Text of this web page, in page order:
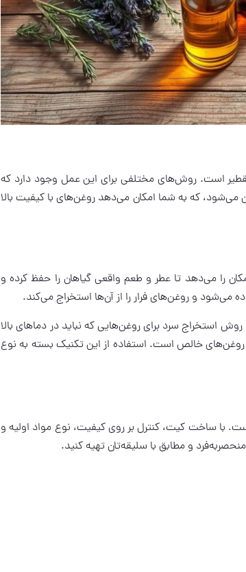
است. روش‌های مختلفی برای این عمل وجود دارد که
که به شما امکان می‌دهد روغن‌های با کیفیت بالا
را می‌دهد تا عطر و طعم واقعی گیاهان را حفظ کرده و
و روغن‌های فرار را از آن‌ها استخراج می‌کند.
استخراج سرد برای روغن‌هایی که نباید در دماهای بالا
روغن‌های خالص است. استفاده از این تکنیک بسته به نوع
ساخت کیت، کنترل بر روی کیفیت، نوع مواد اولیه و